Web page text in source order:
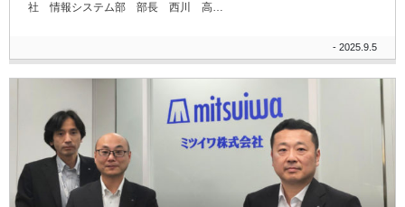
社 情報システム部 部長 西川 高…
- 2025.9.5